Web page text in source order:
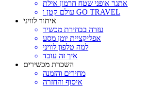
אתגר אופני שטח חרמון אילת
עולם קטן ו GO TRAVEL
איתור לוויני
עזרה בבחירת מכשיר
אפליקציית יומן מסע
למה טלפון לוויני
איך זה עובד
השכרת מכשירים
מחירים והזמנה
איסוף והחזרה